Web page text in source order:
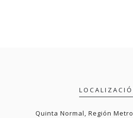
Quinta Normal, Región